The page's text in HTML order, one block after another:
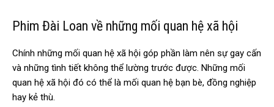
Phim Đài Loan về những mối quan hệ xã hội
Chính những mối quan hệ xã hội góp phần làm nên sự gay cấn
và những tình tiết không thể lường trước được. Những mối
quan hệ xã hội đó có thể là mối quan hệ bạn bè, đồng nghiệp
hay kẻ thù.